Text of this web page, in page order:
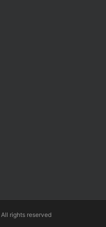
rights reserved